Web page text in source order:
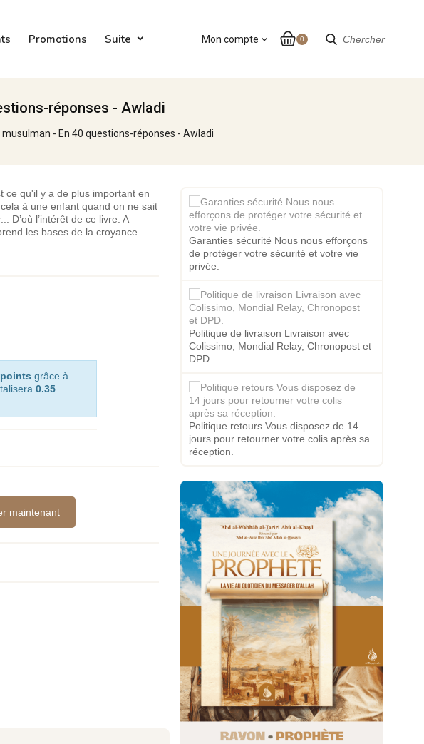
Chercher
Promotions Suite 0
Mon compte expand_more
réponses - Awladi
musulman - En 40 questions-réponses - Awladi
ce qu'il y a de plus important en
à une enfant quand on ne sait
D’où l’intérêt de ce livre. A
les bases de la croyance
grâce à
0.35
maintenant
Garanties sécurité Nous nous efforçons
de protéger votre sécurité et votre vie
privée.
Politique de livraison Livraison avec
Colissimo, Mondial Relay, Chronopost et
DPD.
Politique retours Vous disposez de 14
jours pour retourner votre colis après sa
réception.